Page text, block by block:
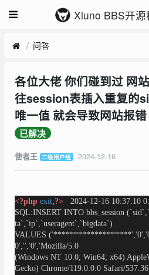
Xiuno BBS开
问答
各位大佬 你们碰到过 网
往session表插入重复的
唯一值 就会导致网站报错
已解决
使者王 二级用户组 2024-12-16
<?php exit;?>2024-12-16 10:37:10
SQL:INSERT INTO bbs_session
ta`,`ip`,`useragent`,`bigdata`)
VALUES
0','','0','Mozilla/5.0
(Windows NT 10.0; Win64; x64)
Gecko) Chrome/119.0.0.0 Safari/